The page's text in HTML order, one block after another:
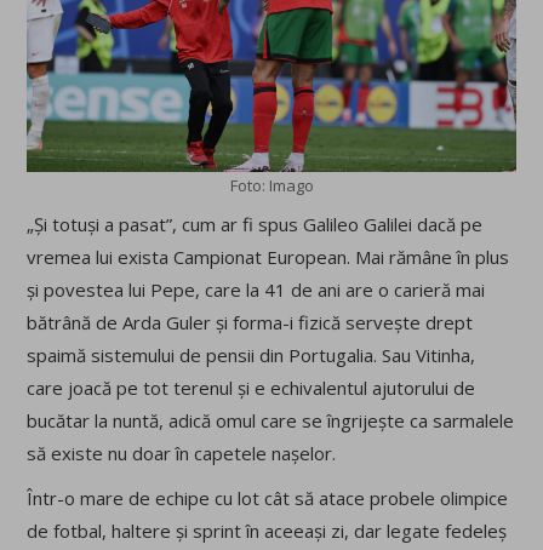
Foto: Imago
„Și totuși a pasat”, cum ar fi spus Galileo Galilei dacă pe
vremea lui exista Campionat European. Mai rămâne în plus
și povestea lui Pepe, care la 41 de ani are o carieră mai
bătrână de Arda Guler și forma-i fizică servește drept
spaimă sistemului de pensii din Portugalia. Sau Vitinha,
care joacă pe tot terenul și e echivalentul ajutorului de
bucătar la nuntă, adică omul care se îngrijește ca sarmalele
să existe nu doar în capetele nașelor.
Într-o mare de echipe cu lot cât să atace probele olimpice
de fotbal, haltere și sprint în aceeași zi, dar legate fedeleș